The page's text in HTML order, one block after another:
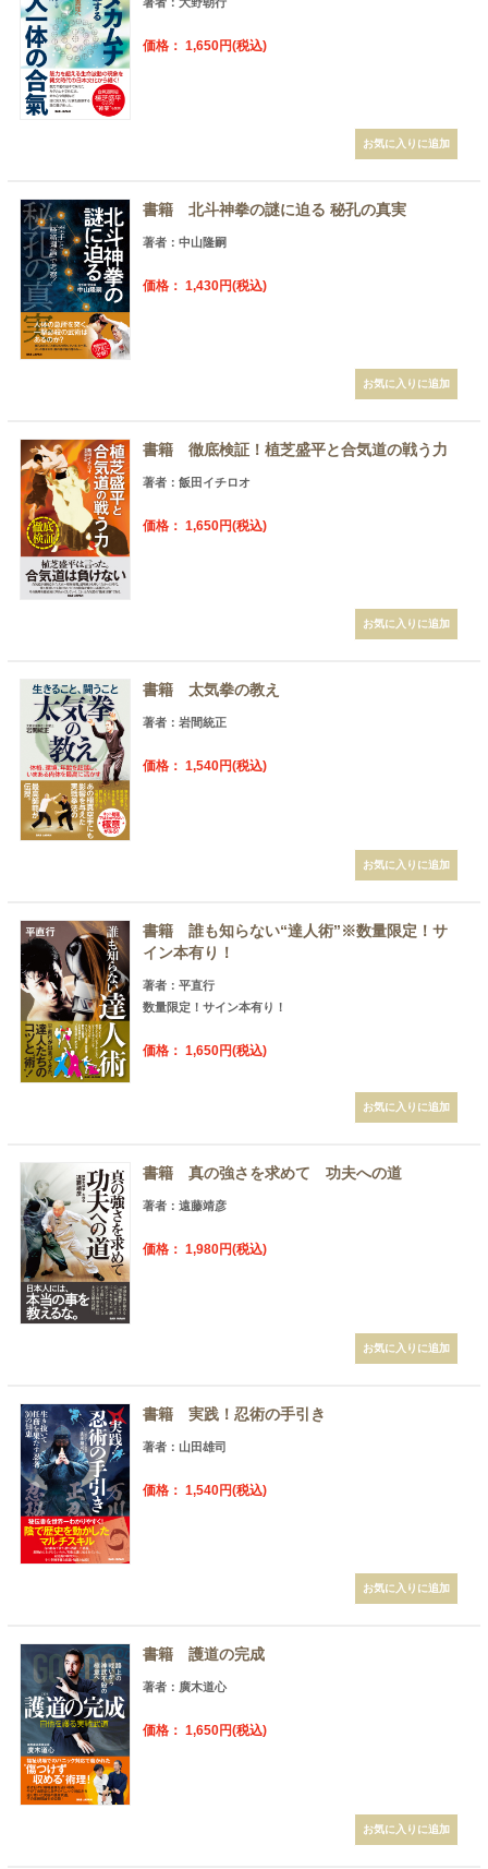
価格： 1,650円(税込)
書籍 北斗神拳の謎に迫る 秘孔の真実
著者：中山隆嗣
価格： 1,430円(税込)
書籍 徹底検証！植芝盛平と合気道の戦う力
著者：飯田イチロオ
価格： 1,650円(税込)
書籍 太気拳の教え
著者：岩間統正
価格： 1,540円(税込)
書籍 誰も知らない“達人術”※数量限定！サ
イン本有り！
著者：平直行
数量限定！サイン本有り！
価格： 1,650円(税込)
書籍 真の強さを求めて 功夫への道
著者：遠藤靖彦
価格： 1,980円(税込)
書籍 実践！忍術の手引き
著者：山田雄司
価格： 1,540円(税込)
書籍 護道の完成
著者：廣木道心
価格： 1,650円(税込)